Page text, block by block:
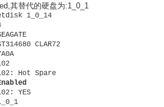
其替代的硬盘为:1_0_1
1_0_14
CLAR72
Hot Spare
YES